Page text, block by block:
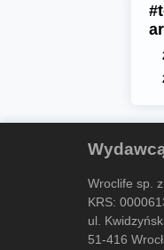
Wroclife sp.
KRS:
ul.
51-416